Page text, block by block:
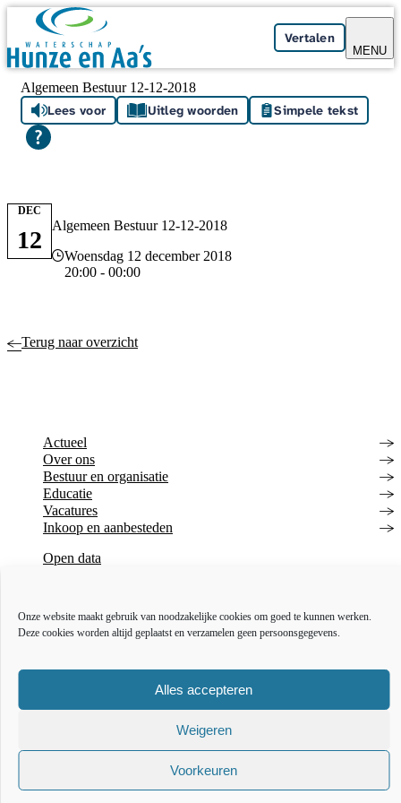
Onze website maakt gebruik van noodzakelijke cookies om goed te kunnen werken.
Deze cookies worden altijd geplaatst en verzamelen geen persoonsgegevens.
Alles accepteren
Weigeren
Voorkeuren
Skip navigation
Vertalen
MENU
Algemeen Bestuur 12-12-2018
Lees voor Uitleg woorden Simpele tekst
Algemeen Bestuur 12-12-2018
Datum en tijd
Woensdag 12 december 2018
20:00 - 00:00
DEC
12
Terug naar overzicht
Actueel
Over ons
Bestuur en organisatie
Educatie
Vacatures
Inkoop en aanbesteden
Open data